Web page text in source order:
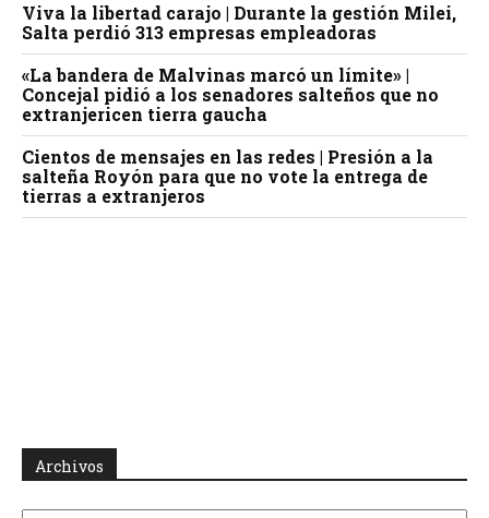
Viva la libertad carajo | Durante la gestión Milei,
Salta perdió 313 empresas empleadoras
«La bandera de Malvinas marcó un límite» |
Concejal pidió a los senadores salteños que no
extranjericen tierra gaucha
Cientos de mensajes en las redes | Presión a la
salteña Royón para que no vote la entrega de
tierras a extranjeros
Archivos
Archivos